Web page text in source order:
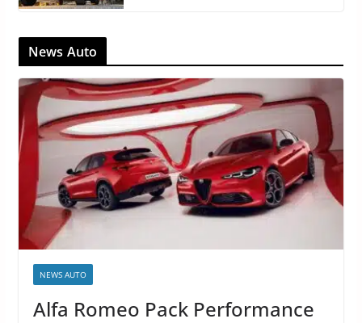
News Auto
NEWS AUTO
Alfa Romeo Pack Performance